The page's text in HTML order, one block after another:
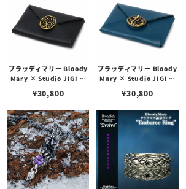
ブラッディマリー Bloody
Mary × Studio JIGI ジ
ザー ブラック
¥30,800
ブラッディマリー Bloody
Mary × Studio JIGI ジ
ブルー
¥30,800